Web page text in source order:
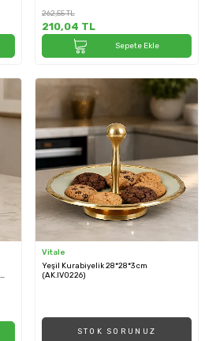
262,55TL
210,04 TL
Sepete Ekle
Vitale
Yeşil Kurabiyelik 28*28*3 cm
(AK.IV0226)
STOK SORUNUZ